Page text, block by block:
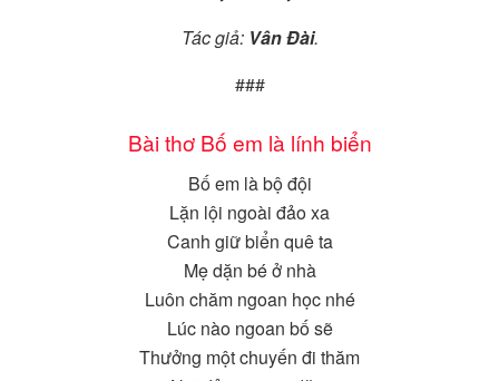
Tác giả: Vân Đài.
###
Bài thơ Bố em là lính biển
Bố em là bộ đội
Lặn lội ngoài đảo xa
Canh giữ biển quê ta
Mẹ dặn bé ở nhà
Luôn chăm ngoan học nhé
Lúc nào ngoan bố sẽ
Thưởng một chuyến đi thăm